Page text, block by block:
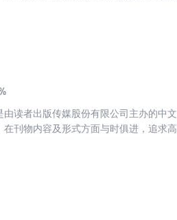
有深广的影响力与历久弥新的力量！
由读者出版传媒股份有限公司主办的中
刊物内容及形式方面与时俱进，追求
有深广的影响力与历久弥新的力量！